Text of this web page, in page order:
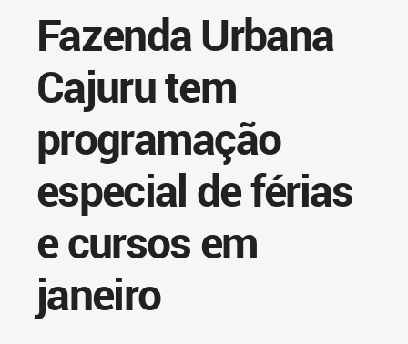
Fazenda Urbana
Cajuru tem
programação
especial de férias
e cursos em
janeiro